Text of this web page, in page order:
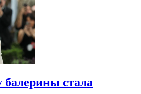
балерины стала